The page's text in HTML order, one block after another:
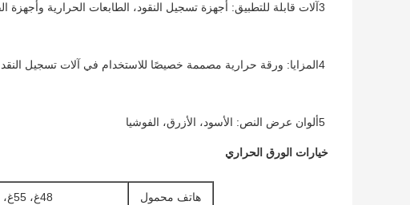
3آلات قابلة للتطبيق: أجهزة تسجيل النقود، الطابعات الحرارية وأجهزة الفاكس الحرارية
4المزايا: ورقة حرارية مصممة خصيصًا للاستخدام في آلات تسجيل النقد ، والتي لا تستهلك الحبر أو التونر
5ألوان عرض النص: الأسود، الأزرق، الفوشيا
خيارات الورق الحراري
هاتف محمول 48غ، 55غ، 58غ، 60غ، 62غ، 65غ، 70غ، 72غ، 77غ، 80غ، 92غ